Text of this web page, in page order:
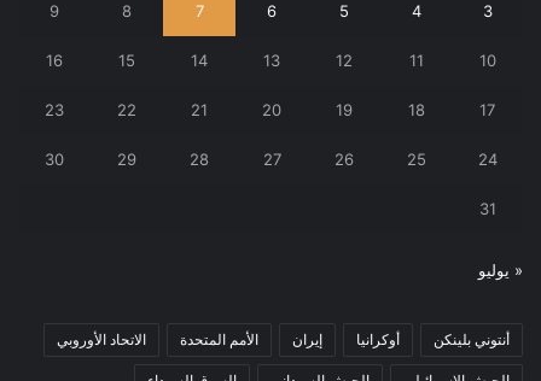
3
4
5
6
7
8
9
10
11
12
13
14
15
16
17
18
19
20
21
22
23
24
25
26
27
28
29
30
31
« يوليو
أنتوني بلينكن أوكرانيا إيران الأمم المتحدة الاتحاد الأوروبي